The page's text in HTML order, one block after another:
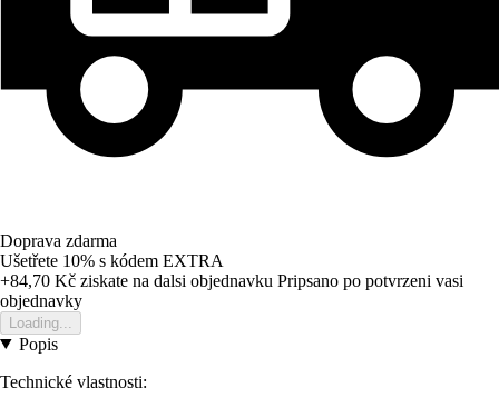
Doprava zdarma
Ušetřete 10% s kódem EXTRA
+84,70 Kč ziskate na dalsi objednavku Pripsano po potvrzeni vasi
objednavky
Loading...
Popis
Technické vlastnosti: